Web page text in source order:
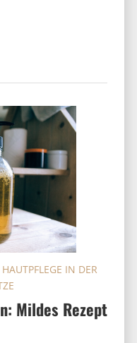
Mildes Rezept
IN DER